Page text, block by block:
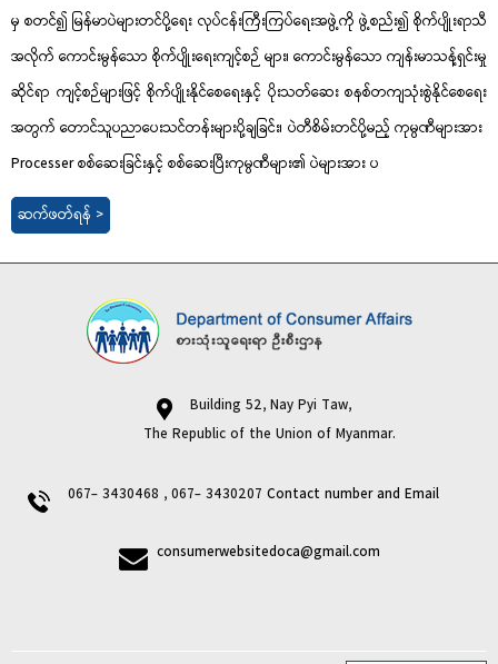
မှ စတင်၍ မြန်မာပဲများတင်ပို့ရေး လုပ်ငန်းကြီးကြပ်ရေးအဖွဲ့ကို ဖွဲ့စည်း၍ စိုက်ပျိုးရာသီ
အလိုက် ကောင်းမွန်သော စိုက်ပျိုးရေးကျင့်စဉ် များ၊ ကောင်းမွန်သော ကျန်းမာသန့်ရှင်းမှု
ဆိုင်ရာ ကျင့်စဉ်များဖြင့် စိုက်ပျိုးနိုင်စေရေးနှင့် ပိုးသတ်ဆေး စနစ်တကျသုံးစွဲနိုင်စေရေး
အတွက် တောင်သူပညာပေးသင်တန်းများပို့ချခြင်း၊ ပဲတီစိမ်းတင်ပို့မည့် ကုမ္ပဏီများအား
Processer စစ်ဆေးခြင်းနှင့် စစ်ဆေးပြီးကုမ္ပဏီများ၏ ပဲများအား ပ
ဆက်ဖတ်ရန် >
Building 52, Nay Pyi Taw,
The Republic of the Union of Myanmar.
067- 3430468 , 067- 3430207 Contact number and Email
consumerwebsitedoca@gmail.com